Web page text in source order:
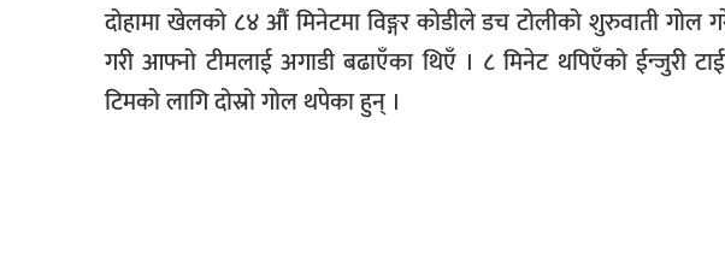
दोहामा खेलको ८४ औं मिनेटमा विङ्गर कोडीले डच टोलीको शुरुवाती गोल
गरी आफ्नो टीमलाई अगाडी बढाएँका थिएँ । ८ मिनेट थपिएँको ईन्जुरी
टिमको लागि दोस्रो गोल थपेका हुन् ।